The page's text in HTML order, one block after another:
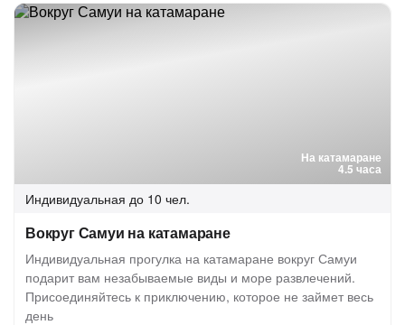
На катамаране
4.5 часа
Индивидуальная до 10 чел.
Вокруг Самуи на катамаране
Индивидуальная прогулка на катамаране вокруг Самуи
подарит вам незабываемые виды и море развлечений.
Присоединяйтесь к приключению, которое не займет весь
день